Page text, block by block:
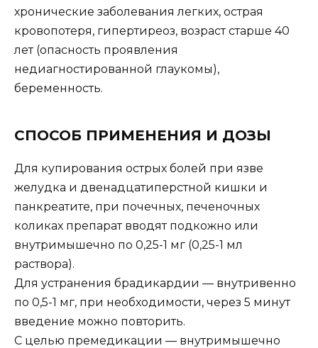
хронические заболевания легких, острая
кровопотеря, гипертиреоз, возраст старше 40
лет (опасность проявления
недиагностированной глаукомы),
беременность.
СПОСОБ ПРИМЕНЕНИЯ И ДОЗЫ
Для купирования острых болей при язве
желудка и двенадцатиперстной кишки и
панкреатите, при почечных, печеночных
коликах препарат вводят подкожно или
внутримышечно по 0,25-1 мг (0,25-1 мл
раствора).
Для устранения брадикардии — внутривенно
по 0,5-1 мг, при необходимости, через 5 минут
введение можно повторить.
С целью премедикации — внутримышечно